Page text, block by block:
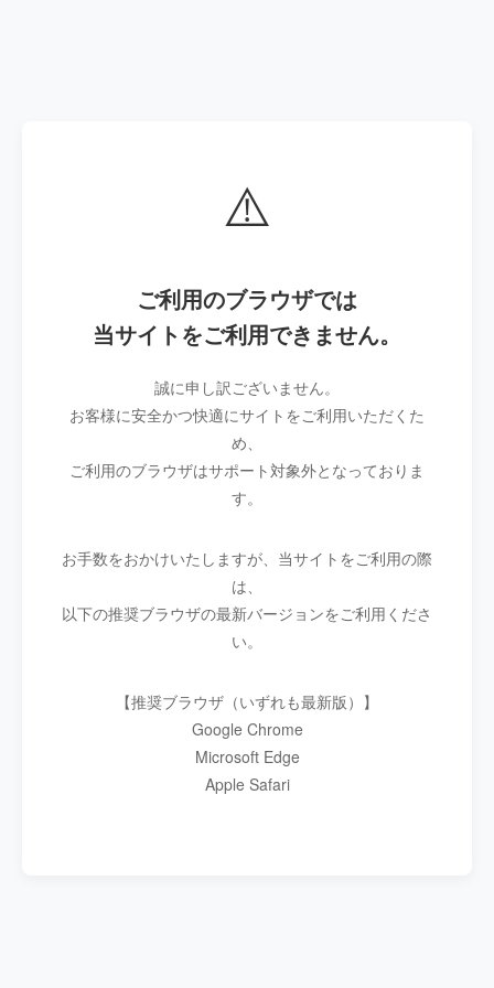
⚠️
ご利用のブラウザでは
当サイトをご利用できません。
誠に申し訳ございません。
お客様に安全かつ快適にサイトをご利用いただくた
め、
ご利用のブラウザはサポート対象外となっておりま
す。
お手数をおかけいたしますが、当サイトをご利用の際
は、
以下の推奨ブラウザの最新バージョンをご利用くださ
い。
【推奨ブラウザ（いずれも最新版）】
Google Chrome
Microsoft Edge
Apple Safari